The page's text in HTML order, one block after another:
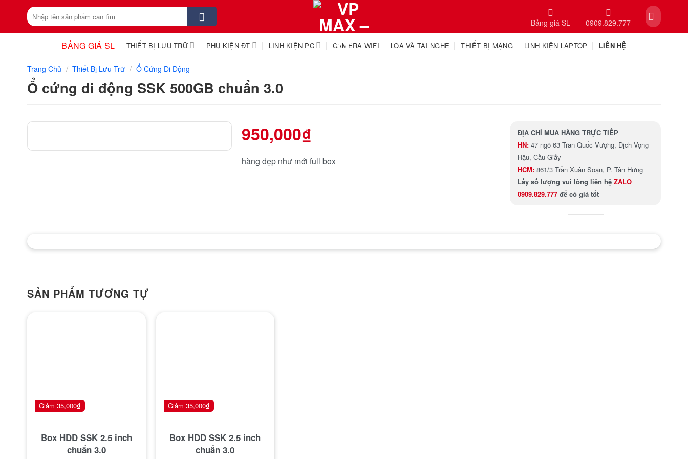
content
Tìm
kiếm:
Bảng giá SL 0909.829.777
BẢNG GIÁ SL THIẾT BỊ LƯU TRỮ PHỤ KIỆN ĐT LINH KIỆN PC CAMERA WIFI LOA VÀ TAI NGHE THIẾT BỊ MẠNG LINH KIỆN LAPTOP LIÊN HỆ
Trang Chủ / Thiết Bị Lưu Trữ / Ổ Cứng Di Động
Ổ cứng di động SSK 500GB chuẩn 3.0
950,000₫
hàng đẹp như mới full box
ĐỊA CHỈ MUA HÀNG TRỰC TIẾP
HN: 47 ngõ 63 Trần Quốc Vượng, Dịch Vọng
Hậu, Cầu Giấy
HCM:861/3 Trần Xuân Soạn, P. Tân Hưng
Lấy số lượng vui lòng liên hệZALO
0909.829.777 để có giá tốt
SẢN PHẨM TƯƠNG TỰ
Box HDD SSK 2.5 inch
chuẩn 3.0
Giảm 35,000₫
Box HDD SSK 2.5 inch
chuẩn 3.0
Giảm 35,000₫